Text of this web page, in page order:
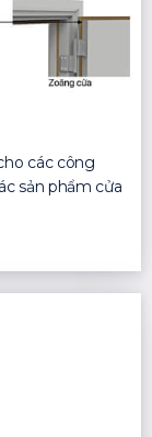
các công
sản phẩm cửa